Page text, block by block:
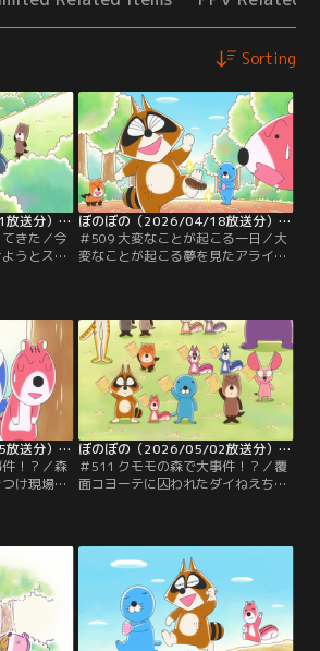
Sorting
ぼのぼの（2026/04/11放送分）＃508
きた／今
うとスナ
。そそく
んのおと
ラは呼び
居場所を
確認した
ぼのぼの（2026/04/18放送分）＃509
＃509 大変なことが起こる一日／大
変なことが起こる夢を見たアライグ
ことを当てたアライグマくんをぼの
ぼのとシマリスくんは信じることに
する。夢ではクモモの森が滅ぶよう
な大変なことが起こるようで、シマ
リスくんは夢とは逆のことをするよ
うに提案するのだが…。
ぼのぼの（2026/04/25放送分）＃510
！？／森
け現場に
ライの木
に押し当
一同。コ
して時間
するぼの
ぼのぼの（2026/05/02放送分）＃511
＃511 クモモの森で大事件！？／覆
面コヨーテに囚われたダイねえちゃ
潜ませ、交換時に二人が飛び出して
コヨーテを撃退する作戦だ。しか
し、ぼのぼのは木に登れず頓挫して
しまう。他の作戦も失敗し途方に暮
れていると、荷物を抱えたスナドリ
ネコさんがやってきて…。